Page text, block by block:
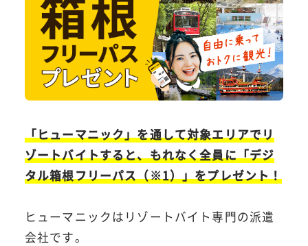
「ヒューマニック」を通して対象エリアでリ
ゾートバイトすると、もれなく全員に「デジ
タル箱根フリーパス（※1）」をプレゼント！
ヒューマニックはリゾートバイト専門の派遣
会社です。